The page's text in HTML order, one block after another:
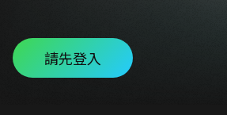
請先登入